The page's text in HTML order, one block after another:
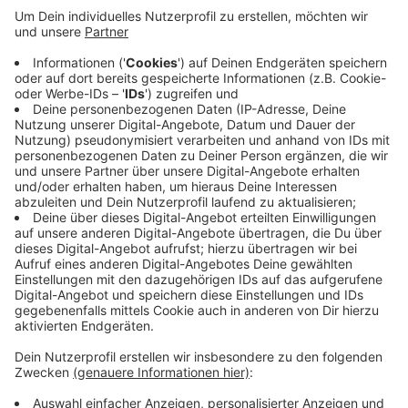
Kallmuth und Urfey, wo es um 12.00 Uhr eine
Freiluftmesse geben wird. Dort werden die Reiter,
Pferde und Fußpilger gesegnet.
Nach der Messe geht es zurück nach Kallmuth.
Hauptzelebrant ist diesmal der Abt Friedhelm
Tissen, der Obere der Benediktinerabtei
Kornelimünster. Festprediger ist der "Bergische
Jong", Diakon Willibert Pauels.
Veröffentlicht:Dienstag, 30.04.2019 08:48
Anzeige